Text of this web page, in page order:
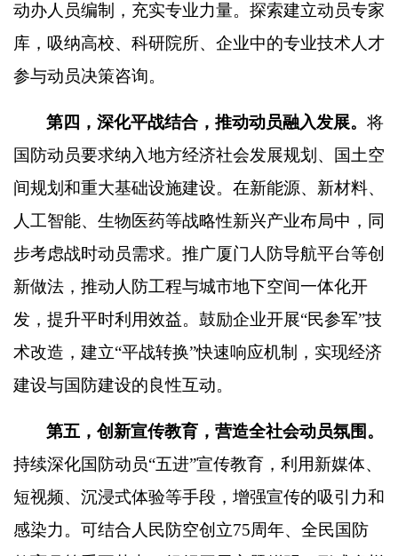
动办人员编制，充实专业力量。探索建立动员专家
库，吸纳高校、科研院所、企业中的专业技术人才
参与动员决策咨询。
第四，深化平战结合，推动动员融入发展。将
国防动员要求纳入地方经济社会发展规划、国土空
间规划和重大基础设施建设。在新能源、新材料、
人工智能、生物医药等战略性新兴产业布局中，同
步考虑战时动员需求。推广厦门人防导航平台等创
新做法，推动人防工程与城市地下空间一体化开
发，提升平时利用效益。鼓励企业开展“民参军”技
术改造，建立“平战转换”快速响应机制，实现经济
建设与国防建设的良性互动。
第五，创新宣传教育，营造全社会动员氛围。
持续深化国防动员“五进”宣传教育，利用新媒体、
短视频、沉浸式体验等手段，增强宣传的吸引力和
感染力。可结合人民防空创立75周年、全民国防